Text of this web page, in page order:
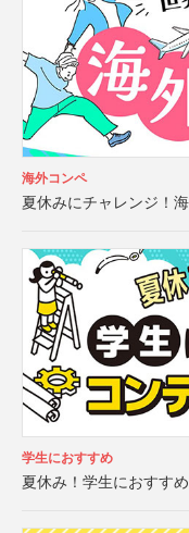
海外コンペ
夏休みにチャレンジ！
学生におすすめ
夏休み！学生におすす